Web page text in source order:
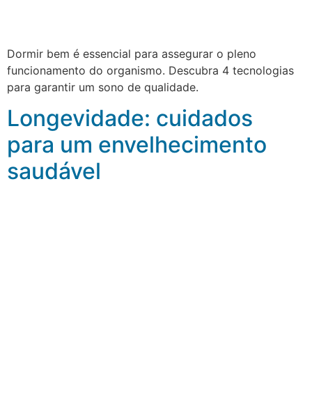
Dormir bem é essencial para assegurar o pleno
funcionamento do organismo. Descubra 4 tecnologias
para garantir um sono de qualidade.
Longevidade: cuidados
para um envelhecimento
saudável